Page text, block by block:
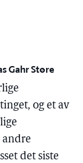
Gahr Støre
og et av
andre
det siste